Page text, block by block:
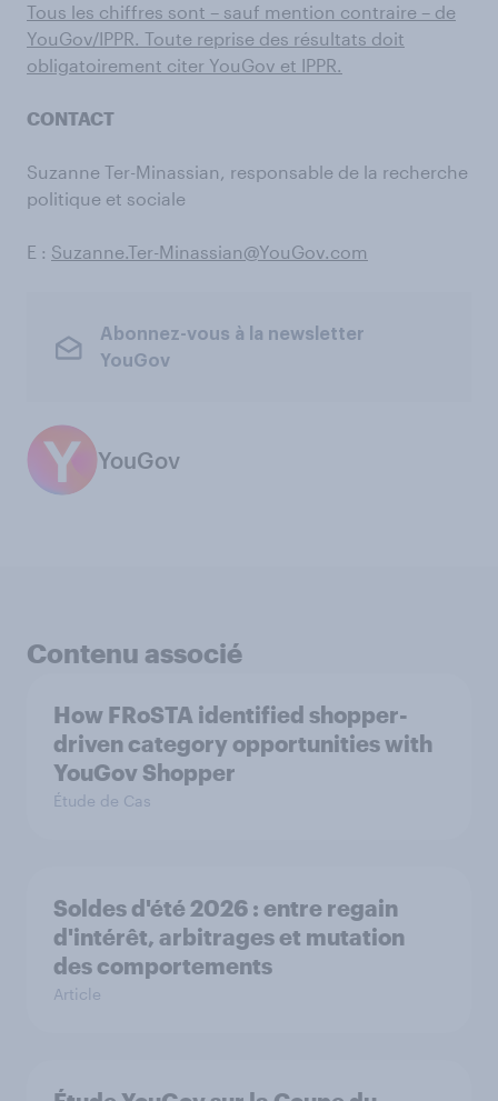
Tous les chiffres sont – sauf mention contraire – de
YouGov/IPPR. Toute reprise des résultats doit
obligatoirement citer YouGov et IPPR.
CONTACT
Suzanne Ter-Minassian, responsable de la recherche
politique et sociale
E : Suzanne.Ter-Minassian@YouGov.com
Abonnez-vous à la newsletter
YouGov
YouGov
Contenu associé
How FRoSTA identified shopper-
driven category opportunities with
YouGov Shopper
Étude de Cas
Soldes d'été 2026 : entre regain
d'intérêt, arbitrages et mutation
des comportements
Article